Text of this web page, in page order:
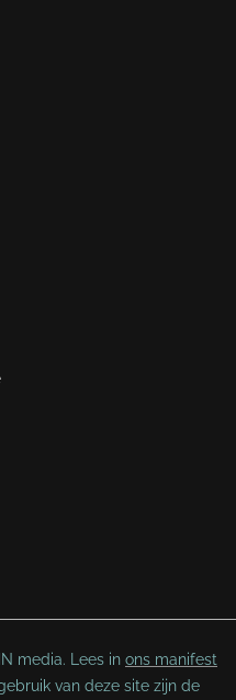
media. Lees in ons manifest
van deze site zijn de